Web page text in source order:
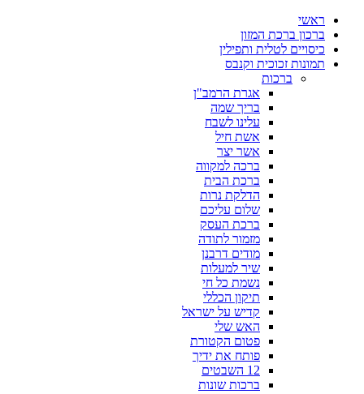
ראשי
ברכון ברכת המזון
כיסויים לטלית ותפילין
תמונות זכוכית וקנבס
ברכות
אגרת הרמב"ן
בריך שמה
עלינו לשבח
אשת חיל
אשר יצר
ברכה למקווה
ברכת הבית
הדלקת נרות
שלום עליכם
ברכת העסק
מזמור לתודה
מודים דרבנן
שיר למעלות
נשמת כל חי
תיקון הכללי
קדיש על ישראל
האש שלי
פטום הקטורת
פותח את ידיך
12 השבטים
ברכות שונות